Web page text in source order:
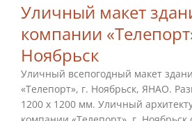
Уличный макет
компании
Ноябрьск
Уличный всепогодный макет
«Телепорт», г. Ноябрьск, ЯНАО.
1200 х 1200 мм. Уличный